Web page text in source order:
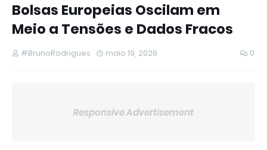
Bolsas Europeias Oscilam em
Meio a Tensões e Dados Fracos
#BrunoRodrigues maio 19, 2026 0
Responsive Advertisement